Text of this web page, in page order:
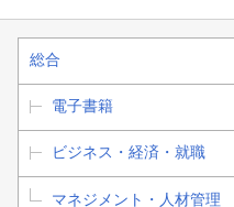
総合
電子書籍
ビジネス・経済・就職
マネジメント・人材管理